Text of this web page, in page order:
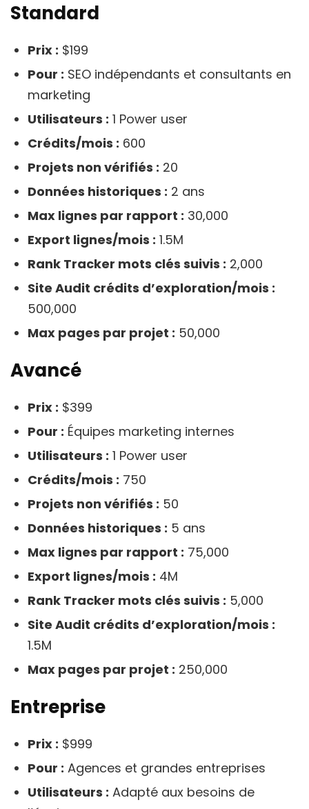
Standard
Prix : $199
Pour : SEO indépendants et consultants en
marketing
Utilisateurs : 1 Power user
Crédits/mois : 600
Projets non vérifiés : 20
Données historiques : 2 ans
Max lignes par rapport : 30,000
Export lignes/mois : 1.5M
Rank Tracker mots clés suivis : 2,000
Site Audit crédits d’exploration/mois :
500,000
Max pages par projet : 50,000
Avancé
Prix : $399
Pour : Équipes marketing internes
Utilisateurs : 1 Power user
Crédits/mois : 750
Projets non vérifiés : 50
Données historiques : 5 ans
Max lignes par rapport : 75,000
Export lignes/mois : 4M
Rank Tracker mots clés suivis : 5,000
Site Audit crédits d’exploration/mois :
1.5M
Max pages par projet : 250,000
Entreprise
Prix : $999
Pour : Agences et grandes entreprises
Utilisateurs : Adapté aux besoins de